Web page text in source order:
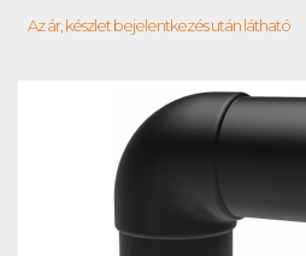
Az ár, készlet bejelentkezés után látható